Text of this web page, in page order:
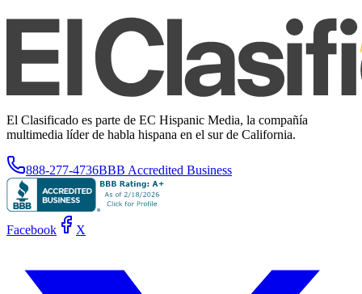
El Clasificado es parte de EC Hispanic Media, la compañía
multimedia líder de habla hispana en el sur de California.
888-277-4736BBB Accredited Business
Facebook X